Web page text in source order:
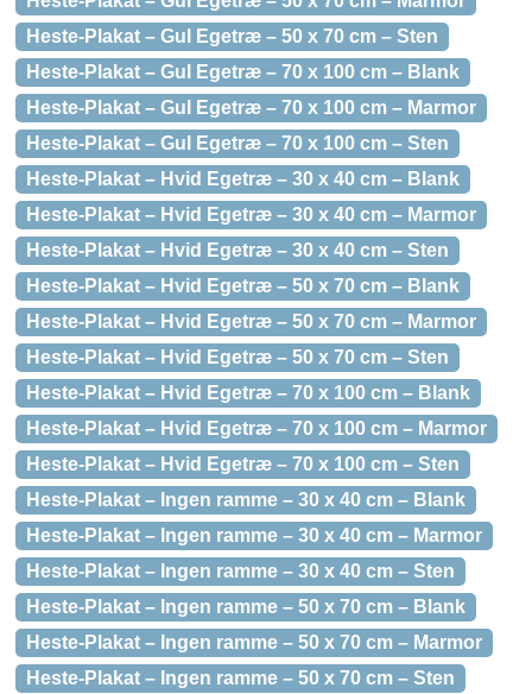
Heste-Plakat – Gul Egetræ – 50 x 70 cm – Sten
Heste-Plakat – Gul Egetræ – 70 x 100 cm – Blank
Heste-Plakat – Gul Egetræ – 70 x 100 cm – Marmor
Heste-Plakat – Gul Egetræ – 70 x 100 cm – Sten
Heste-Plakat – Hvid Egetræ – 30 x 40 cm – Blank
Heste-Plakat – Hvid Egetræ – 30 x 40 cm – Marmor
Heste-Plakat – Hvid Egetræ – 30 x 40 cm – Sten
Heste-Plakat – Hvid Egetræ – 50 x 70 cm – Blank
Heste-Plakat – Hvid Egetræ – 50 x 70 cm – Marmor
Heste-Plakat – Hvid Egetræ – 50 x 70 cm – Sten
Heste-Plakat – Hvid Egetræ – 70 x 100 cm – Blank
Heste-Plakat – Hvid Egetræ – 70 x 100 cm – Marmor
Heste-Plakat – Hvid Egetræ – 70 x 100 cm – Sten
Heste-Plakat – Ingen ramme – 30 x 40 cm – Blank
Heste-Plakat – Ingen ramme – 30 x 40 cm – Marmor
Heste-Plakat – Ingen ramme – 30 x 40 cm – Sten
Heste-Plakat – Ingen ramme – 50 x 70 cm – Blank
Heste-Plakat – Ingen ramme – 50 x 70 cm – Marmor
Heste-Plakat – Ingen ramme – 50 x 70 cm – Sten